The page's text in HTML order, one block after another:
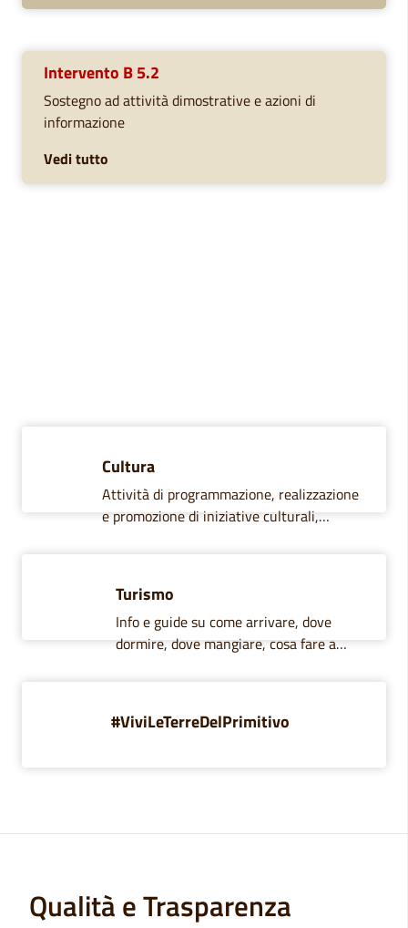
Intervento B 5.2
Sostegno ad attività dimostrative e azioni di
informazione
Vedi tutto
Cultura
Attività di programmazione, realizzazione
e promozione di iniziative culturali,
Turismo
Info e guide su come arrivare, dove
dormire, dove mangiare, cosa fare a
#ViviLeTerreDelPrimitivo
Qualità e Trasparenza